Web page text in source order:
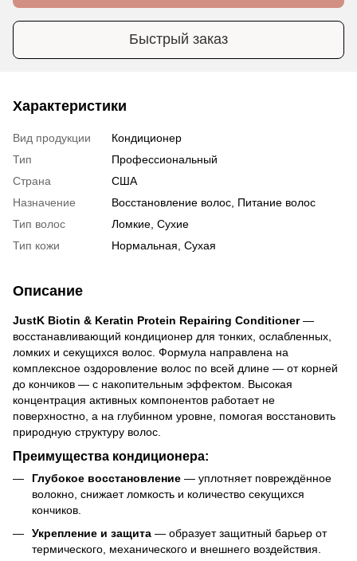
Быстрый заказ
Характеристики
Вид продукции
Кондиционер
Тип
Профессиональный
Страна
США
Назначение
Восстановление волос, Питание волос
Тип волос
Ломкие, Сухие
Тип кожи
Нормальная, Сухая
Описание
JustK Biotin & Keratin Protein Repairing Conditioner—
восстанавливающий кондиционер для тонких, ослабленных,
ломких и секущихся волос. Формула направлена на
комплексное оздоровление волос по всей длине — от корней
до кончиков — с накопительным эффектом. Высокая
концентрация активных компонентов работает не
поверхностно, а на глубинном уровне, помогая восстановить
природную структуру волос.
Преимущества кондиционера:
Глубокое восстановление — уплотняет повреждённое
волокно, снижает ломкость и количество секущихся
кончиков.
Укрепление и защита — образует защитный барьер от
термического, механического и внешнего воздействия.